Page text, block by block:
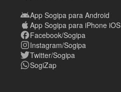
App Sogipa para Android
App Sogipa para iPhone iOS
Facebook/Sogipa
Instagram/Sogipa
Twitter/Sogipa
SogiZap